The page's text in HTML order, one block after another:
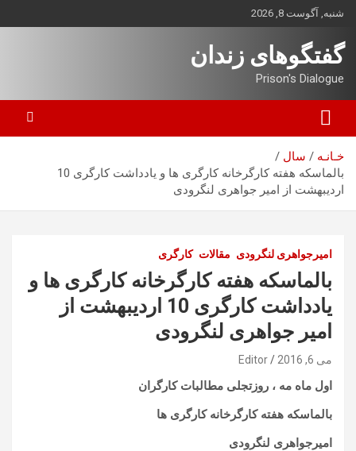
بروید
شنبه, آگوست 8, 2026
گفتگوهای زندان
Prison's Dialogue
خـانـه
سال
بالماسکه هفته کارگرخانه کارگری ها و یادداشت کارگری 10
اردیبهشت از امیر جواهری لنگرودی
امیرجواهری لنگرودی مقالات کارگری
بالماسکه هفته کارگرخانه کارگری ها و
یادداشت کارگری 10 اردیبهشت از
امیر جواهری لنگرودی
می 6, 2016 Editor
اول ماه مه ، روزتجلی مطالبات کارگران
بالماسکه هفته کارگرخانه کارگری ها
امیرجواهری لنگرودی